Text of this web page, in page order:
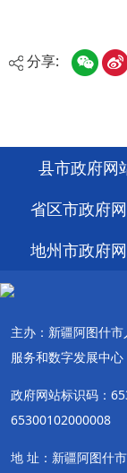
分享:
县市政府网
省区市政府
地州市政府
主办：新疆阿图什
服务和数字发展中心
政府网站标识码：
65300102000008
地 址：新疆阿图什